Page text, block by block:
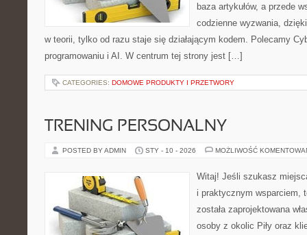
baza artykułów, a przede
codzienne wyzwania,
w teorii, tylko od razu staje się działającym kodem. Polecamy
programowaniu i AI. W centrum tej strony jest […]
CATEGORIES: DOMOWE PRODUKTY I PRZETWORY
TRENING PERSONALNY
POSTED BY ADMIN STY - 10 - 2026 MOŻLIWOŚĆ
Witaj! Jeśli szukasz
i praktycznym wsparciem,
została zaprojektowana
osoby z okolic Piły oraz